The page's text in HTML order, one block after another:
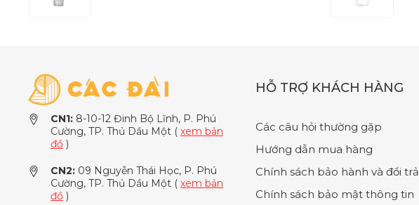
CN1: 8-10-12 Đinh Bộ Lĩnh, P. Phú
Cường, TP. Thủ Dầu Một ( xem bản
đồ )
CN2: 09 Nguyễn Thái Học, P. Phú
Cường, TP. Thủ Dầu Một ( xem bản
đồ )
HỖ TRỢ KHÁCH HÀNG
Các câu hỏi thường gặp
Hướng dẫn mua hàng
Chính sách bảo hành và đổi trả
Chính sách bảo mật thông tin